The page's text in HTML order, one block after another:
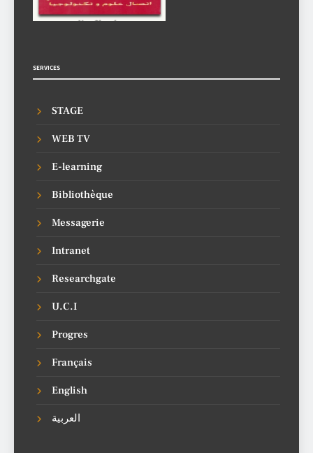
SERVICES
STAGE
WEB TV
E-learning
Bibliothèque
Messagerie
Intranet
Researchgate
U.C.I
Progres
Français
English
العربية